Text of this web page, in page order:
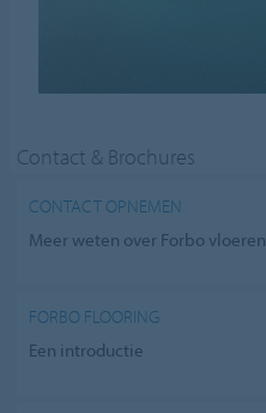
Contact & Brochures
CONTACT OPNEMEN
Meer weten over Forbo vloeren
FORBO FLOORING
Een introductie